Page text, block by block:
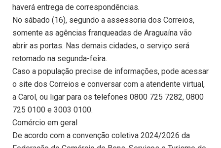
haverá entrega de correspondências.
No sábado (16), segundo a assessoria dos Correios,
somente as agências franqueadas de Araguaína vão
abrir as portas. Nas demais cidades, o serviço será
retomado na segunda-feira.
Caso a população precise de informações, pode acessar
o site dos Correios e conversar com a atendente virtual,
a Carol, ou ligar para os telefones 0800 725 7282, 0800
725 0100 e 3003 0100.
Comércio em geral
De acordo com a convenção coletiva 2024/2026 da